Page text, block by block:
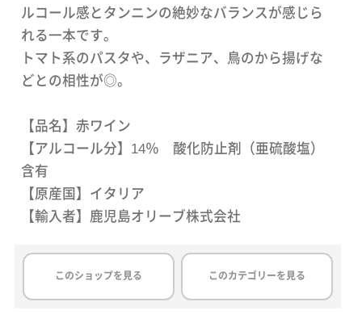
ルコール感とタンニンの絶妙なバランスが感じら
れる一本です。
トマト系のパスタや、ラザニア、鳥のから揚げな
どとの相性が◎。
【品名】赤ワイン
【アルコール分】14％ 酸化防止剤（亜硫酸塩）
含有
【原産国】イタリア
【輸入者】鹿児島オリーブ株式会社
このショップを見る このカテゴリーを見る